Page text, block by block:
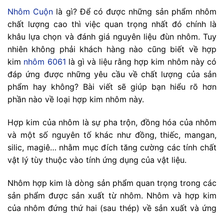
Nhôm Cuộn là gì? Để có được những sản phẩm nhôm
chất lượng cao thì việc quan trọng nhất đó chính là
khâu lựa chọn và đánh giá nguyên liệu đùn nhôm. Tuy
nhiên không phải khách hàng nào cũng biết về hợp
kim nhôm 6061 là gì và liệu rằng hợp kim nhôm này có
đáp ứng được những yêu cầu về chất lượng của sản
phẩm hay không? Bài viết sẽ giúp bạn hiểu rõ hơn
phần nào về loại hợp kim nhôm này.
Hợp kim của nhôm là sự pha trộn, đồng hóa của nhôm
và một số nguyên tố khác như đồng, thiếc, mangan,
silic, magiê… nhằm mục đích tăng cường các tính chất
vật lý tùy thuộc vào tính ứng dụng của vật liệu.
Nhôm hợp kim là dòng sản phẩm quan trọng trong các
sản phẩm được sản xuất từ nhôm. Nhôm và hợp kim
của nhôm đứng thứ hai (sau thép) về sản xuất và ứng